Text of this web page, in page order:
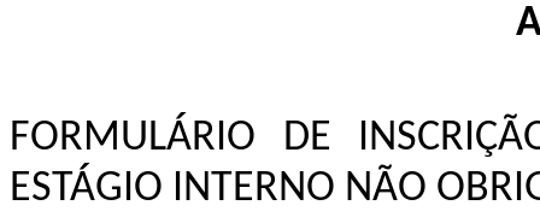
FORMULÁRIO DE
ESTÁGIO INTERNO NÃO